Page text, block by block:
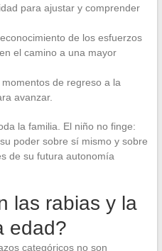
para ajustar y comprender
de los esfuerzos
el camino a una mayor
de regreso a la
avanzar.
la familia. El niño no finge:
poder sobre sí mismo y sobre
de su futura autonomía
las rabias y la
edad?
categóricos no son